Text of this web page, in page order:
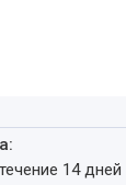
14 дней